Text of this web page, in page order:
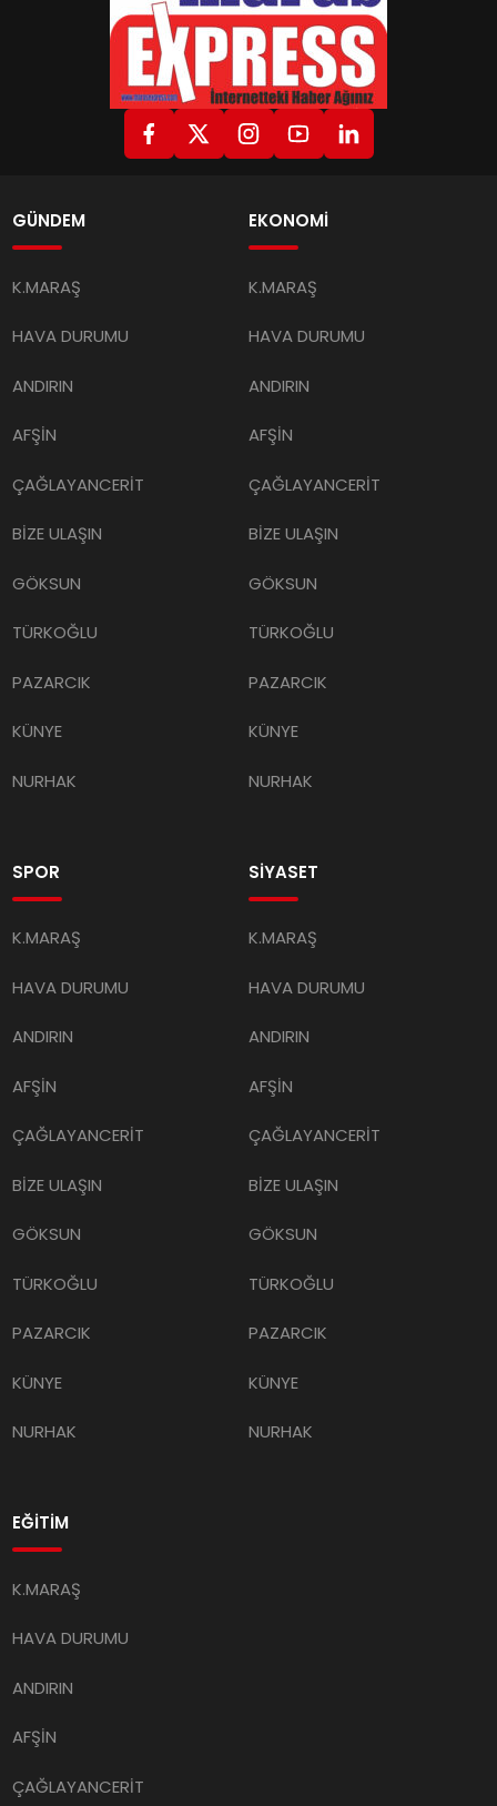
GÜNDEM
K.MARAŞ
HAVA DURUMU
ANDIRIN
AFŞİN
ÇAĞLAYANCERİT
BİZE ULAŞIN
GÖKSUN
TÜRKOĞLU
PAZARCIK
KÜNYE
NURHAK
EKONOMİ
K.MARAŞ
HAVA DURUMU
ANDIRIN
AFŞİN
ÇAĞLAYANCERİT
BİZE ULAŞIN
GÖKSUN
TÜRKOĞLU
PAZARCIK
KÜNYE
NURHAK
SPOR
K.MARAŞ
HAVA DURUMU
ANDIRIN
AFŞİN
ÇAĞLAYANCERİT
BİZE ULAŞIN
GÖKSUN
TÜRKOĞLU
PAZARCIK
KÜNYE
NURHAK
SİYASET
K.MARAŞ
HAVA DURUMU
ANDIRIN
AFŞİN
ÇAĞLAYANCERİT
BİZE ULAŞIN
GÖKSUN
TÜRKOĞLU
PAZARCIK
KÜNYE
NURHAK
EĞİTİM
K.MARAŞ
HAVA DURUMU
ANDIRIN
AFŞİN
ÇAĞLAYANCERİT